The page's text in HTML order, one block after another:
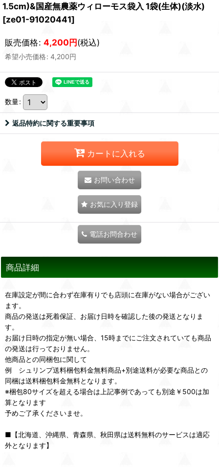
1.5cm)&国産無農薬ウィローモス袋入 1袋(生体)(淡水)
[ze01-91020441]
販売価格: 4,200円(税込)
希望小売価格: 4,200円
数量:
返品特約に関する重要事項
カートに入れる
お問い合わせ
お気に入り登録
電話お問合わせ
商品詳細
在庫設定が間に合わず在庫有りでも店頭に在庫がない場合がござい
ます。
商品の発送は死着保証、お届け日時を確認した後の発送となりま
す。
お届け日時の指定が無い場合、15時までにご注文されていても商品
の発送は行っておりません。
他商品との同梱包に関して
例 シュリンプ送料梱包料金無料商品+別途送料が必要な商品との
同梱は送料梱包料金無料となります。
※梱包80サイズを超える場合は上記事例であっても別途￥500は加
算となります
予めご了承くださいませ。
■【北海道、沖縄県、青森県、秋田県は送料無料のサービスは適応
外となります】